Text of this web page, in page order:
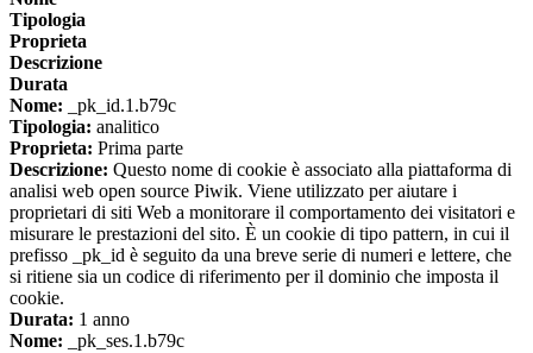
Tipologia
Proprieta
Descrizione
Durata
Nome: _pk_id.1.b79c
Tipologia: analitico
Proprieta: Prima parte
Descrizione: Questo nome di cookie è associato alla piattaforma di
analisi web open source Piwik. Viene utilizzato per aiutare i
proprietari di siti Web a monitorare il comportamento dei visitatori e
misurare le prestazioni del sito. È un cookie di tipo pattern, in cui il
prefisso _pk_id è seguito da una breve serie di numeri e lettere, che
si ritiene sia un codice di riferimento per il dominio che imposta il
cookie.
Durata: 1 anno
Nome: _pk_ses.1.b79c